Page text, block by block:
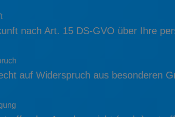
nach Art. 15 DS-GVO über Ihre
auf Widerspruch aus besonderen